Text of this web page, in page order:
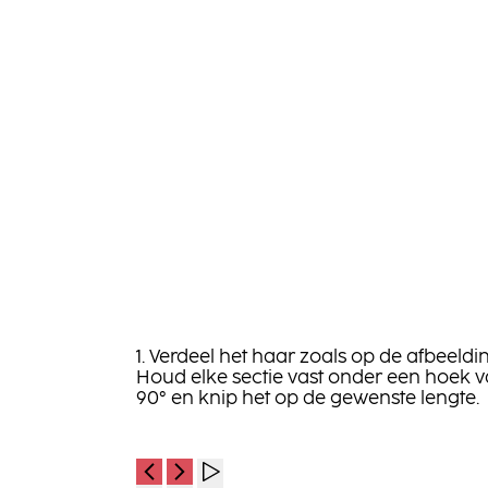
1. Verdeel het haar zoals op de
Houd elke sectie vast onder een hoek
90° en knip het op de gewenste lengte.